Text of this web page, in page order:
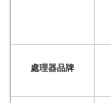
處理器品牌